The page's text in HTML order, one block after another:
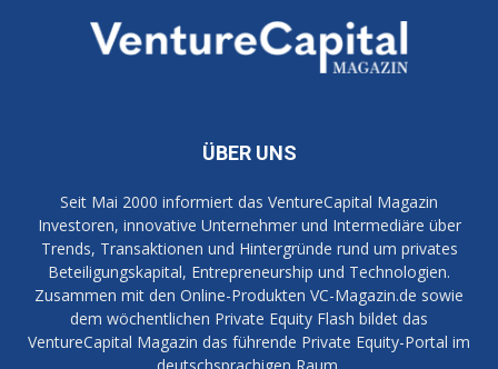
ÜBER UNS
Seit Mai 2000 informiert das VentureCapital Magazin
Investoren, innovative Unternehmer und Intermediäre über
Trends, Transaktionen und Hintergründe rund um privates
Beteiligungskapital, Entrepreneurship und Technologien.
Zusammen mit den Online-Produkten VC-Magazin.de sowie
dem wöchentlichen Private Equity Flash bildet das
VentureCapital Magazin das führende Private Equity-Portal im